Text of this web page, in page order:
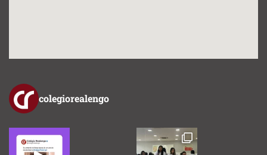
colegiorealengo